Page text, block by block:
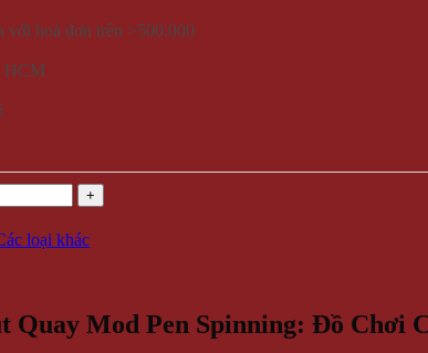
với hoá đơn trên >500.000
HCM
loại khác
Quay Mod Pen Spinning: Đồ Chơi